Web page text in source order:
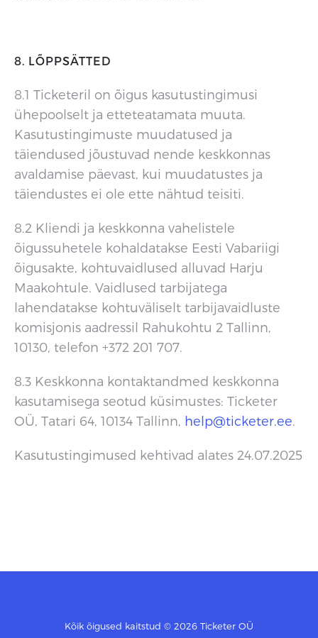
8. LÕPPSÄTTED
8.1 Ticketeril on õigus kasutustingimusi
ühepoolselt ja etteteatamata muuta.
Kasutustingimuste muudatused ja
täiendused jõustuvad nende keskkonnas
avaldamise päevast, kui muudatustes ja
täiendustes ei ole ette nähtud teisiti.
8.2 Kliendi ja keskkonna vahelistele
õigussuhetele kohaldatakse Eesti Vabariigi
õigusakte, kohtuvaidlused alluvad Harju
Maakohtule. Vaidlused tarbijatega
lahendatakse kohtuväliselt tarbijavaidluste
komisjonis aadressil Rahukohtu 2 Tallinn,
10130, telefon +372 201 707.
8.3 Keskkonna kontaktandmed keskkonna
kasutamisega seotud küsimustes: Ticketer
OÜ, Tatari 64, 10134 Tallinn, help@ticketer.ee
Kasutustingimused kehtivad alates 24.07.2025
Kõik õigused kaitstud © 2026 Ticketer OÜ